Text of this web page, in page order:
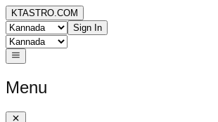
KTASTRO.COM
Sign In
Menu